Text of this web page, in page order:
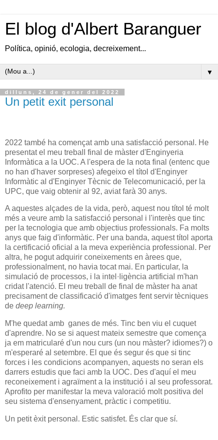
El blog d'Albert Baranguer
Política, opinió, ecologia, decreixement...
▼
dilluns, 24 de gener del 2022
Un petit exit personal
2022 també ha començat amb una satisfacció personal. He
presentat el meu treball final de màster d'Enginyeria
Informàtica a la UOC. A l'espera de la nota final (entenc que
no han d'haver sorpreses) afegeixo el títol d'Enginyer
Informàtic al d'Enginyer Tècnic de Telecomunicació, per la
UPC, que vaig obtenir al 92, aviat farà 30 anys.
A aquestes alçades de la vida, però, aquest nou títol té molt
més a veure amb la satisfacció personal i l'interès que tinc
per la tecnologia que amb objectius professionals. Fa molts
anys que faig d'informàtic. Per una banda, aquest títol aporta
la certificació oficial a la meva experiència professional. Per
altra, he pogut adquirir coneixements en àrees que,
professionalment, no havia tocat mai. En particular, la
simulació de processos, i la intel·ligència artificial m'han
cridat l'atenció. El meu treball de final de màster ha anat
precisament de classificació d'imatges fent servir tècniques
de deep learning.
M'he quedat amb ganes de més. Tinc ben viu el cuquet
d'aprendre. No se si aquest mateix semestre que comença
ja em matricularé d'un nou curs (un nou màster? idiomes?) o
m'esperaré al setembre. El que és segur és que si tinc
forces i les condicions acompanyen, aquests no seran els
darrers estudis que faci amb la UOC. Des d'aquí el meu
reconeixement i agraïment a la institució i al seu professorat.
Aprofito per manifestar la meva valoració molt positiva del
seu sistema d'ensenyament, pràctic i competitiu.
Un petit èxit personal. Estic satisfet. És clar que sí.